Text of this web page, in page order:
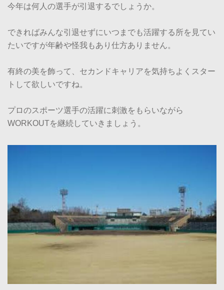
今年は何人の選手が引退するでしょうか。
できればみんな引退せずにいつまでも活躍する所を見てい
たいですが年齢や怪我もあり仕方ありません。
有終の美を飾って、セカンドキャリアを気持ちよくスター
トして欲しいですね。
プロのスポーツ選手の活躍に刺激をもらいながら
WORKOUTを継続していきましょう。